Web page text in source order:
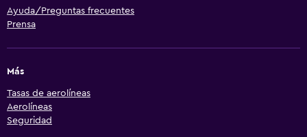
Ayuda/Preguntas frecuentes
Prensa
Más
Tasas de aerolíneas
Aerolíneas
Seguridad